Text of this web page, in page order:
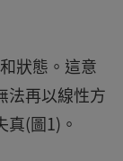
狀態。這意
法再以線性方
(圖1)。